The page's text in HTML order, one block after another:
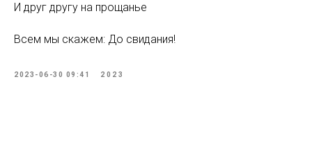
И друг другу на прощанье
Всем мы скажем: До свидания!
2023-06-30 09:41 2023